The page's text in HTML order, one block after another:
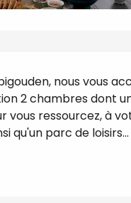
nous vous
2 chambres dont
vous ressourcez, à
qu'un parc de loisirs...